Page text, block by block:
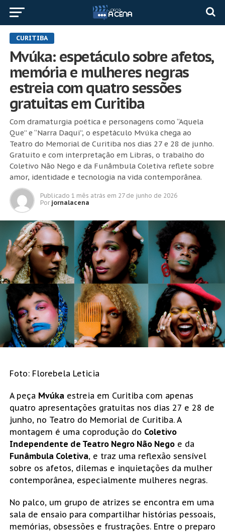
CURITIBA
Mvúka: espetáculo sobre afetos,
memória e mulheres negras
estreia com quatro sessões
gratuitas em Curitiba
Com dramaturgia poética e personagens como “Aquela
Que” e “Narra Daqui”, o espetáculo Mvúka chega ao
Teatro do Memorial de Curitiba nos dias 27 e 28 de junho.
Gratuito e com interpretação em Libras, o trabalho do
Coletivo Não Nego e da Funâmbula Coletiva reflete sobre
amor, identidade e tecnologia na vida contemporânea.
Publicado 1 mês atrás em 27 de junho de 2026
Por jornalacena
Foto: Florebela Leticia
A peça Mvúka estreia em Curitiba com apenas
quatro apresentações gratuitas nos dias 27 e 28 de
junho, no Teatro do Memorial de Curitiba. A
montagem é uma coprodução do Coletivo
Independente de Teatro Negro Não Nego
Funâmbula Coletiva, e traz uma reflexão sensível
sobre os afetos, dilemas e inquietações da mulher
contemporânea, especialmente mulheres negras.
No palco, um grupo de atrizes se encontra em uma
sala de ensaio para compartilhar histórias pessoais,
memórias, obsessões e frustrações. Entre o preparo